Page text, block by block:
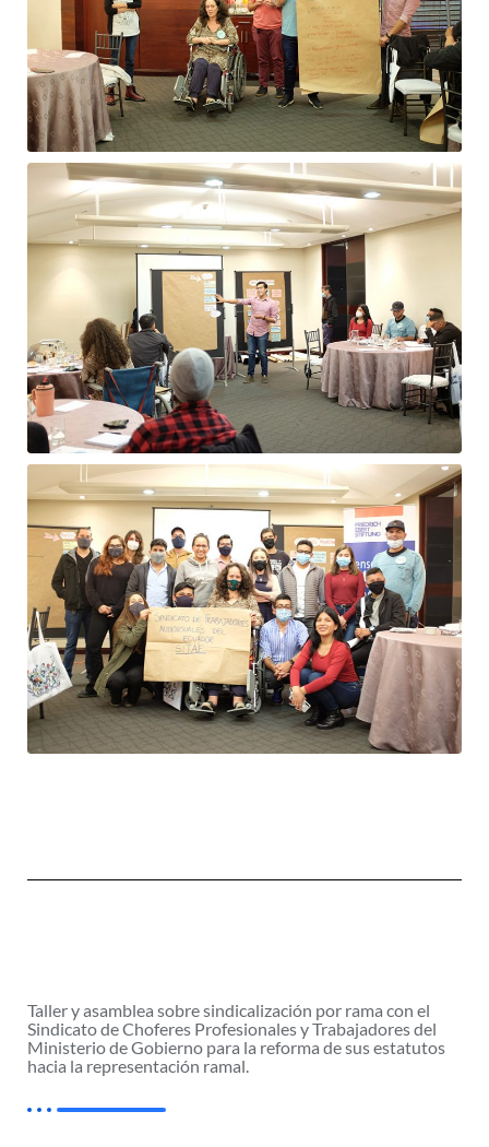
Taller y asamblea sobre sindicalización por rama con el
Sindicato de Choferes Profesionales y Trabajadores del
Ministerio de Gobierno para la reforma de sus estatutos
hacia la representación ramal.